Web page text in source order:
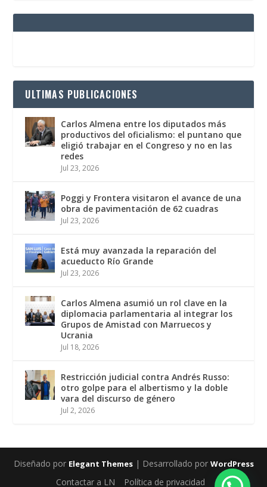
ULTIMAS PUBLICACIONES
Carlos Almena entre los diputados más
productivos del oficialismo: el puntano que
eligió trabajar en el Congreso y no en las
redes
Jul 23, 2026
Poggi y Frontera visitaron el avance de una
obra de pavimentación de 62 cuadras
Jul 23, 2026
Está muy avanzada la reparación del
acueducto Río Grande
Jul 23, 2026
Carlos Almena asumió un rol clave en la
diplomacia parlamentaria al integrar los
Grupos de Amistad con Marruecos y
Ucrania
Jul 18, 2026
Restricción judicial contra Andrés Russo:
otro golpe para el albertismo y la doble
vara del discurso de género
Jul 2, 2026
Diseñado por Elegant Themes| Desarrollado por WordPress
Contactar a LN Política de privacidad